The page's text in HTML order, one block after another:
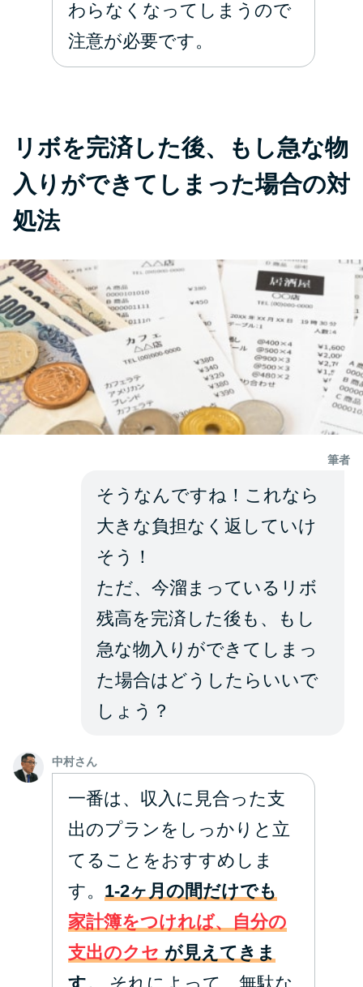
わらなくなってしまうので
注意が必要です。
リボを完済した後、もし急な物
入りができてしまった場合の対
処法
筆者
そうなんですね！これなら
大きな負担なく返していけ
そう！
ただ、今溜まっているリボ
残高を完済した後も、もし
急な物入りができてしまっ
た場合はどうしたらいいで
しょう？
中村さん
一番は、収入に見合った支
出のプランをしっかりと立
てることをおすすめしま
す。 1-2ヶ月の間だけでも
家計簿をつければ、自分の
支出のクセ が見えてきま